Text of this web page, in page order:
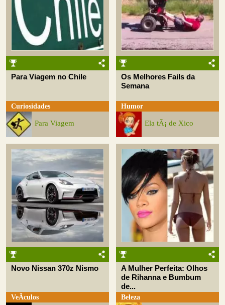
Para Viagem no Chile
Curiosidades
Para Viagem
Os Melhores Fails da
Semana
Humor
Ela tÃ¡ de Xico
Novo Nissan 370z Nismo
VeÃ­culos
A Mulher Perfeita: Olhos
de Rihanna e Bumbum
de...
Beleza